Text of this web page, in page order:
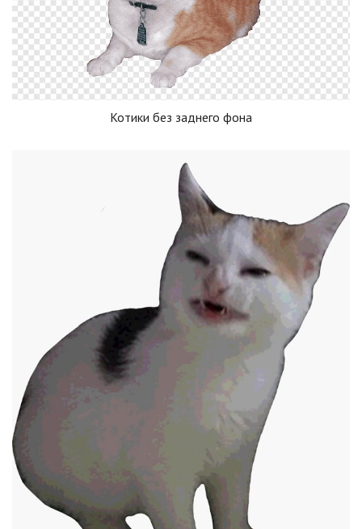
Котики без заднего фона